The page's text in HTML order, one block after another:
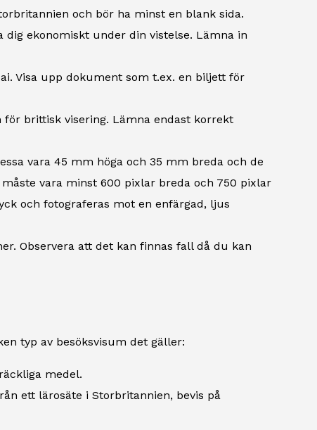
och bör ha minst en blank sida.
ekonomiskt under din vistelse. Lämna in
Visa upp dokument som t.ex. en biljett för
brittisk visering. Lämna endast korrekt
vara 45 mm höga och 35 mm breda och de
vara minst 600 pixlar breda och 750 pixlar
och fotograferas mot en enfärgad, ljus
Observera att det kan finnas fall då du kan
typ av besöksvisum det gäller:
medel.
ett lärosäte i Storbritannien, bevis på